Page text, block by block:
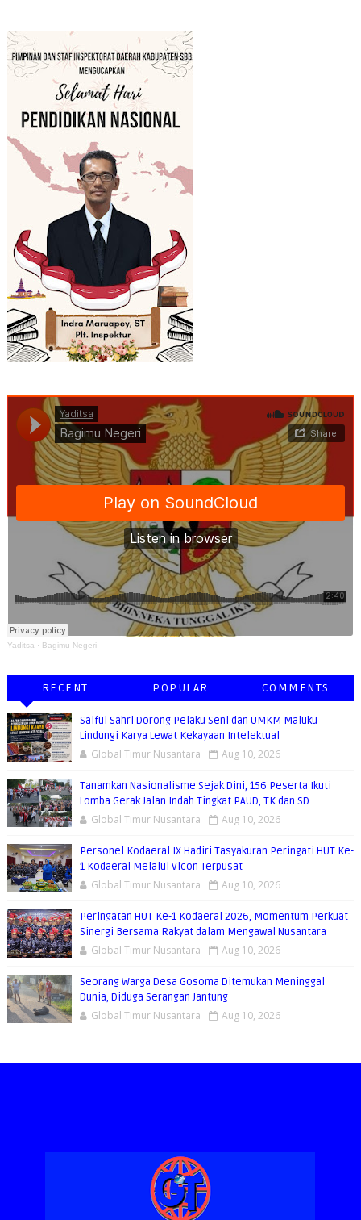
Yaditsa · Bagimu Negeri
RECENT POPULAR COMMENTS
Saiful Sahri Dorong Pelaku Seni dan UMKM Maluku
Lindungi Karya Lewat Kekayaan Intelektual
Global Timur Nusantara Aug 10, 2026
Tanamkan Nasionalisme Sejak Dini, 156 Peserta Ikuti
Lomba Gerak Jalan Indah Tingkat PAUD, TK dan SD
Global Timur Nusantara Aug 10, 2026
Personel Kodaeral IX Hadiri Tasyakuran Peringati HUT Ke-
1 Kodaeral Melalui Vicon Terpusat
Global Timur Nusantara Aug 10, 2026
Peringatan HUT Ke-1 Kodaeral 2026, Momentum Perkuat
Sinergi Bersama Rakyat dalam Mengawal Nusantara
Global Timur Nusantara Aug 10, 2026
Seorang Warga Desa Gosoma Ditemukan Meninggal
Dunia, Diduga Serangan Jantung
Global Timur Nusantara Aug 10, 2026